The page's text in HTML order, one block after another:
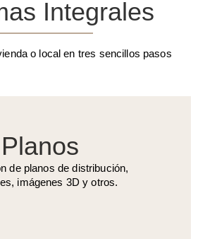
Integrales
o local en tres sencillos pasos
Planos
de planos de distribución,
imágenes 3D y otros.